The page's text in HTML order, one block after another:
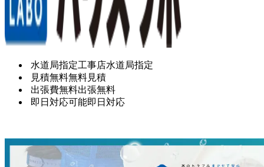
水道局指定工事店水道局指定
見積無料無料見積
出張費無料出張無料
即日対応可能即日対応